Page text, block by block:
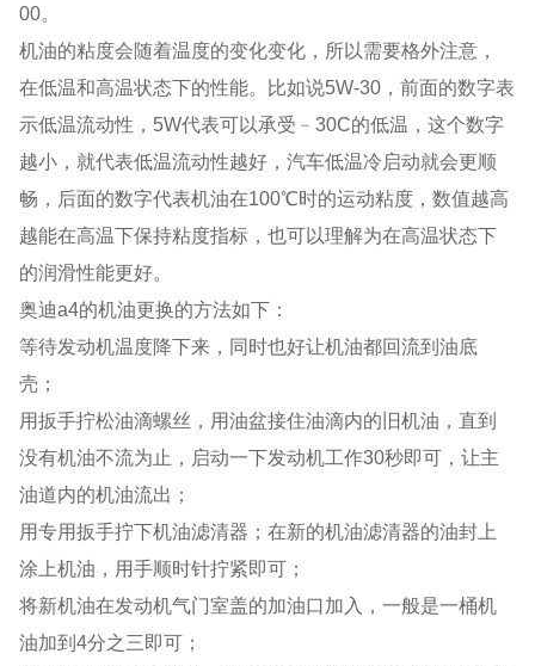
00。
机油的粘度会随着温度的变化变化，所以需要格外注意，
在低温和高温状态下的性能。比如说5W-30，前面的数字表
示低温流动性，5W代表可以承受﹣30C的低温，这个数字
越小，就代表低温流动性越好，汽车低温冷启动就会更顺
畅，后面的数字代表机油在100℃时的运动粘度，数值越高
越能在高温下保持粘度指标，也可以理解为在高温状态下
的润滑性能更好。
奥迪a4的机油更换的方法如下：
等待发动机温度降下来，同时也好让机油都回流到油底
壳；
用扳手拧松油滴螺丝，用油盆接住油滴内的旧机油，直到
没有机油不流为止，启动一下发动机工作30秒即可，让主
油道内的机油流出；
用专用扳手拧下机油滤清器；在新的机油滤清器的油封上
涂上机油，用手顺时针拧紧即可；
将新机油在发动机气门室盖的加油口加入，一般是一桶机
油加到4分之三即可；